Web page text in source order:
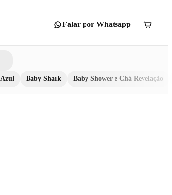
Falar por Whatsapp
Azul Baby Shark Baby Shower e Chá Revelação